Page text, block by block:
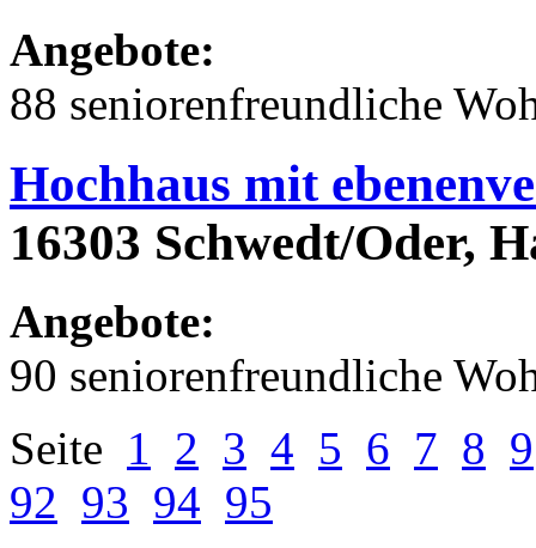
Angebote:
88 seniorenfreundliche
Hochhaus mit
16303 Schwedt/Oder,
Angebote:
90 seniorenfreundliche
Seite 1 2 3 4 5 6 7 8 9
92 93 94 95